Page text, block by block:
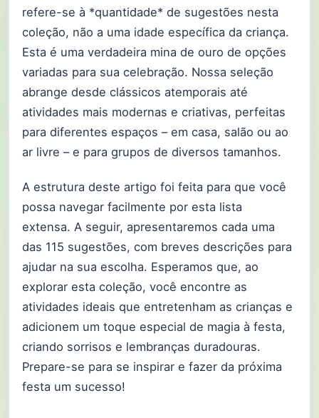
refere-se à *quantidade* de sugestões nesta
coleção, não a uma idade específica da criança.
Esta é uma verdadeira mina de ouro de opções
variadas para sua celebração. Nossa seleção
abrange desde clássicos atemporais até
atividades mais modernas e criativas, perfeitas
para diferentes espaços – em casa, salão ou ao
ar livre – e para grupos de diversos tamanhos.
A estrutura deste artigo foi feita para que você
possa navegar facilmente por esta lista
extensa. A seguir, apresentaremos cada uma
das 115 sugestões, com breves descrições para
ajudar na sua escolha. Esperamos que, ao
explorar esta coleção, você encontre as
atividades ideais que entretenham as crianças e
adicionem um toque especial de magia à festa,
criando sorrisos e lembranças duradouras.
Prepare-se para se inspirar e fazer da próxima
festa um sucesso!